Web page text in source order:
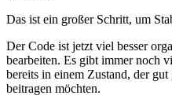
Das ist ein großer Schritt, um
Der Code ist jetzt viel besser
bearbeiten. Es gibt immer noch
bereits in einem Zustand, der
beitragen möchten.